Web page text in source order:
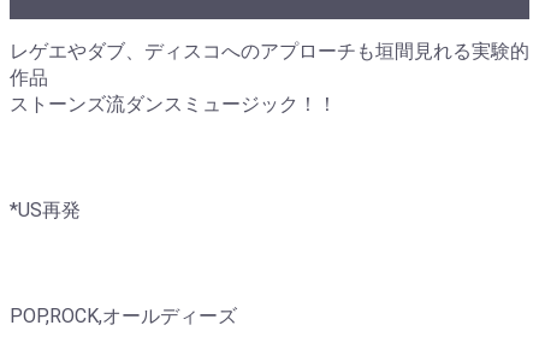
レゲエやダブ、ディスコへのアプローチも垣間見れる実験的
作品
ストーンズ流ダンスミュージック！！
*US再発
POP,ROCK,オールディーズ